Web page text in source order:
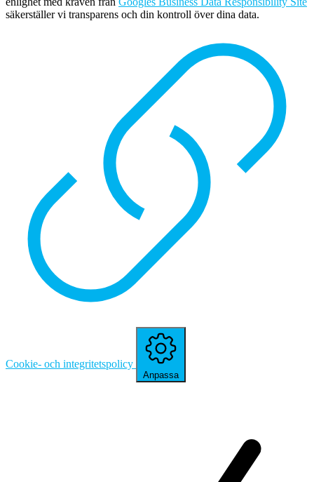
säkerställer vi transparens och din kontroll över dina data.
Cookie- och integritetspolicy
Anpassa